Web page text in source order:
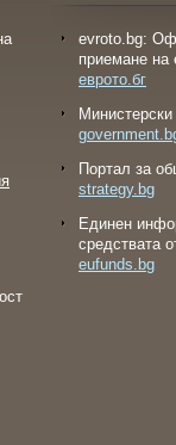
evroto.bg:
приемане на
еврото.бг
Портал за
strategy.bg
Eдинен
средствата
eufunds.bg